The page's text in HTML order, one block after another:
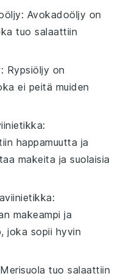
: Avokadoöljy on
tuo salaattiin
: Rypsiöljy on
ei peitä muiden
:
happamuutta ja
makeita ja suolaisia
:
makeampi ja
joka sopii hyvin
tuo salaattiin